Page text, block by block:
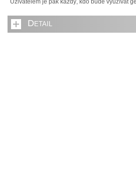
Uživatelem je pak každý, kdo bude využívat
Detail